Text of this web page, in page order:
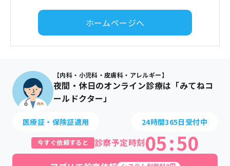
ホームページへ
【内科・小児科・皮膚科・アレルギー】
夜間・休日のオンライン診療は「みてねコ
ールドクター」
医療証・保険証適用 24時間365日受付中
今すぐ依頼すると 診察予定時刻05:50